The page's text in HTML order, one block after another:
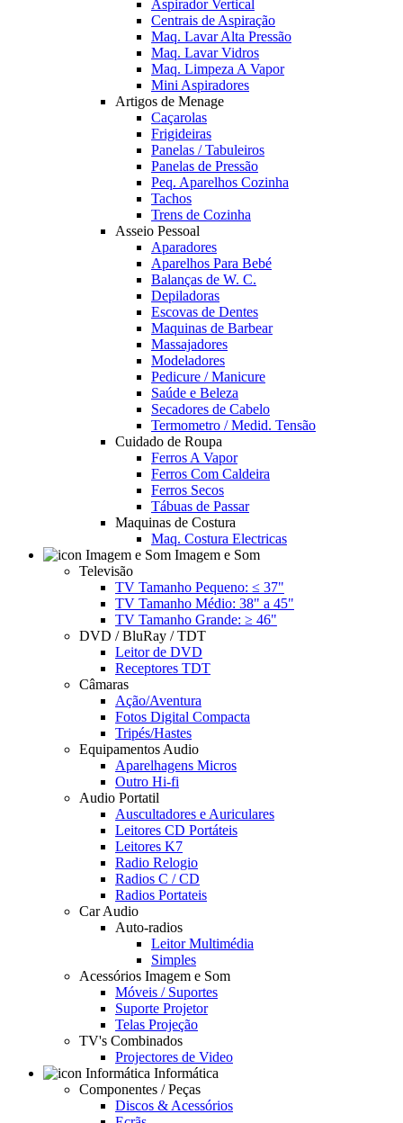
Aspirador Vertical
Centrais de Aspiração
Maq. Lavar Alta Pressão
Maq. Lavar Vidros
Maq. Limpeza A Vapor
Mini Aspiradores
Artigos de Menage
Caçarolas
Frigideiras
Panelas / Tabuleiros
Panelas de Pressão
Peq. Aparelhos Cozinha
Tachos
Trens de Cozinha
Asseio Pessoal
Aparadores
Aparelhos Para Bebé
Balanças de W. C.
Depiladoras
Escovas de Dentes
Maquinas de Barbear
Massajadores
Modeladores
Pedicure / Manicure
Saúde e Beleza
Secadores de Cabelo
Termometro / Medid. Tensão
Cuidado de Roupa
Ferros A Vapor
Ferros Com Caldeira
Ferros Secos
Tábuas de Passar
Maquinas de Costura
Maq. Costura Electricas
Imagem e Som
Televisão
TV Tamanho Pequeno: ≤ 37"
TV Tamanho Médio: 38" a 45"
TV Tamanho Grande: ≥ 46"
DVD / BluRay / TDT
Leitor de DVD
Receptores TDT
Câmaras
Ação/Aventura
Fotos Digital Compacta
Tripés/Hastes
Equipamentos Audio
Aparelhagens Micros
Outro Hi-fi
Audio Portatil
Auscultadores e Auriculares
Leitores CD Portáteis
Leitores K7
Radio Relogio
Radios C / CD
Radios Portateis
Car Audio
Auto-radios
Leitor Multimédia
Simples
Acessórios Imagem e Som
Móveis / Suportes
Suporte Projetor
Telas Projeção
TV's Combinados
Projectores de Video
Informática
Componentes / Peças
Discos & Acessórios